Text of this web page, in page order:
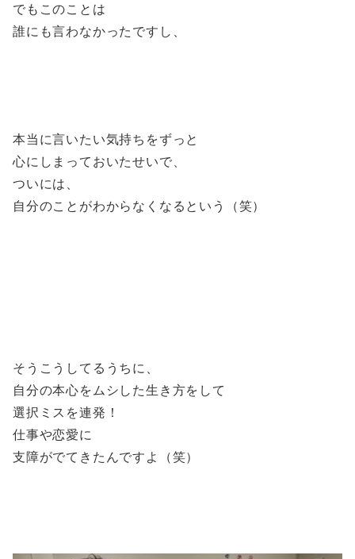
でもこのことは
誰にも言わなかったですし、
本当に言いたい気持ちをずっと
心にしまっておいたせいで、
ついには、
自分のことがわからなくなるという（笑）
そうこうしてるうちに、
自分の本心をムシした生き方をして
選択ミスを連発！
仕事や恋愛に
支障がでてきたんですよ（笑）